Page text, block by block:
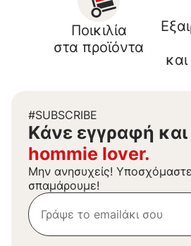
Ποικιλία
στα προϊόντα
#SUBSCRIBE
Kάνε εγγραφή και
hommie lover.
Μην ανησυχείς!
σπαμάρουμε!